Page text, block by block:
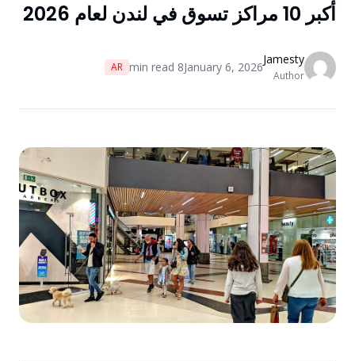
أكبر 10 مراكز تسوق في لندن لعام 2026
Jamesty
Author
January 6, 2026
8
AR